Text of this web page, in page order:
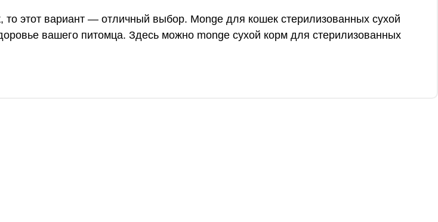
этот вариант — отличный выбор. Monge для кошек стерилизованных сухой
вашего питомца. Здесь можно monge сухой корм для стерилизованных